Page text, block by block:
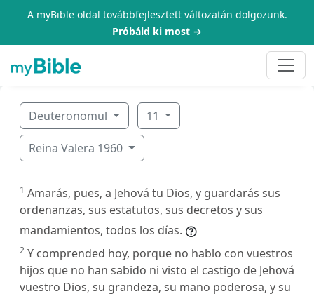
A myBible oldal továbbfejlesztett változatán dolgozunk.
Próbáld ki most →
Deuteronomul 11
Reina Valera 1960
1 Amarás, pues, a Jehová tu Dios, y guardarás sus
ordenanzas, sus estatutos, sus decretos y sus
mandamientos, todos los días.
2 Y comprended hoy, porque no hablo con vuestros
hijos que no han sabido ni visto el castigo de Jehová
vuestro Dios, su grandeza, su mano poderosa, y su